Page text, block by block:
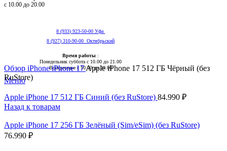
с 10.00 до 20.00
8 (933) 923-50-00 Уфа
8 (927) 310-90-00 Октябрьский
Время работы :
Понедельник суббота с 10.00 до 21.00
Воскресенье с 10.00 до 20.00
Меню
Нажмите, чтобы увеличить
Обзор iPhoneiPhone 17Apple iPhone 17 512 ГБ Чёрный (без
RuStore)
Apple iPhone 17 512 ГБ Синий (без RuStore) 84.990 ₽
Назад к товарам
Apple iPhone 17 256 ГБ Зелёный (Sim/eSim) (без RuStore)
76.990 ₽